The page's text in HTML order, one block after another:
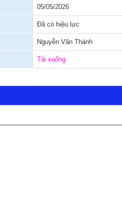
05/05/2026
Đã có hiệu lực
Nguyễn Văn Thành
Tải xuống